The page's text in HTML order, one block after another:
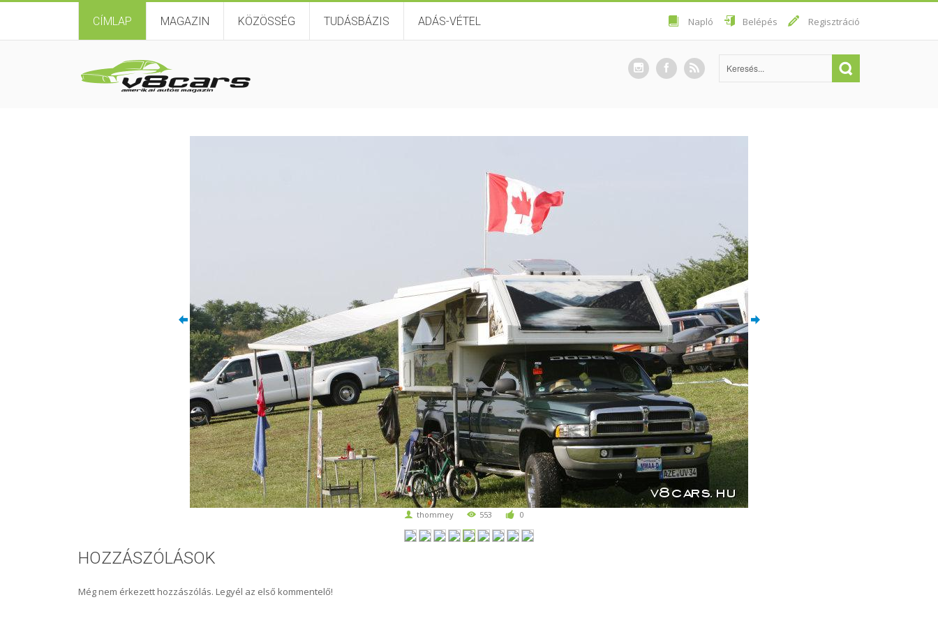
CÍMLAP MAGAZIN KÖZÖSSÉG TUDÁSBÁZIS ADÁS-VÉTEL Napló Belépés Regisztráció
thommey 553 0
HOZZÁSZÓLÁSOK
Még nem érkezett hozzászólás. Legyél az első kommentelő!